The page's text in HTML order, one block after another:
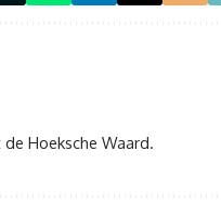
Hoeksche Waard.